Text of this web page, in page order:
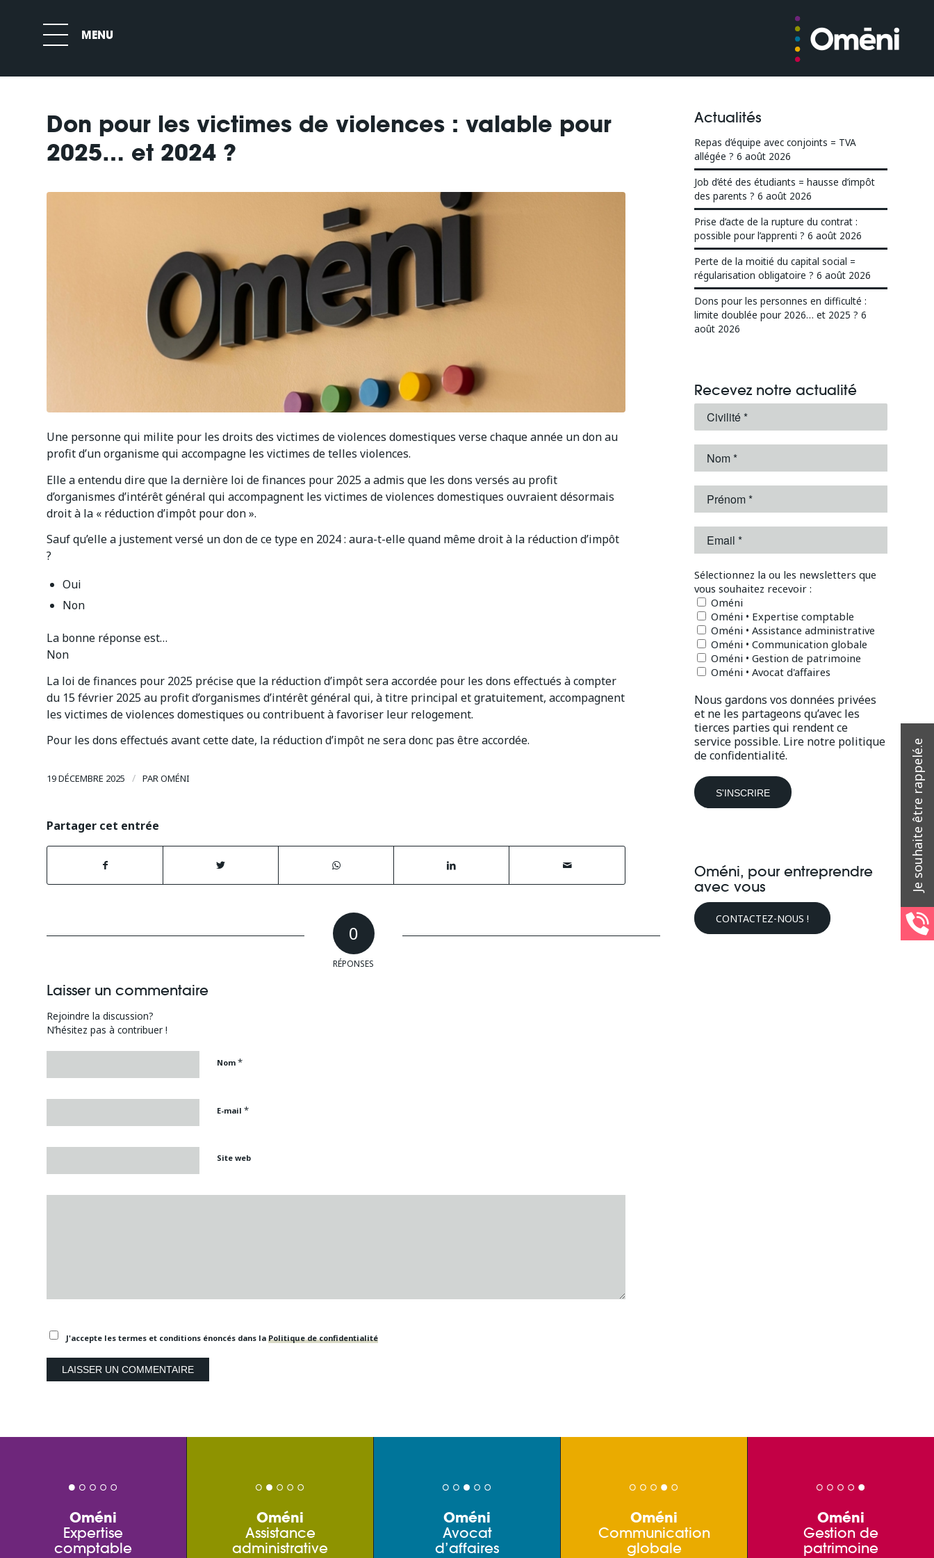
Don pour les victimes de violences : valable pour
2025… et 2024 ?
Une personne qui milite pour les droits des victimes de violences domestiques verse chaque année un don au
profit d’un organisme qui accompagne les victimes de telles violences.
Elle a entendu dire que la dernière loi de finances pour 2025 a admis que les dons versés au profit
d’organismes d’intérêt général qui accompagnent les victimes de violences domestiques ouvraient désormais
droit à la « réduction d’impôt pour don ».
Sauf qu’elle a justement versé un don de ce type en 2024 : aura-t-elle quand même droit à la réduction d’impôt
?
Oui
Non
La bonne réponse est…
Non
La loi de finances pour 2025 précise que la réduction d’impôt sera accordée pour les dons effectués à compter
du 15 février 2025 au profit d’organismes d’intérêt général qui, à titre principal et gratuitement, accompagnent
les victimes de violences domestiques ou contribuent à favoriser leur relogement.
Pour les dons effectués avant cette date, la réduction d’impôt ne sera donc pas être accordée.
19 DÉCEMBRE 2025 / PAROMÉNI
Partager cet entrée
0
RÉPONSES
Laisser un commentaire
Rejoindre la discussion?
N’hésitez pas à contribuer !
Nom *
E-mail *
Site web
J'accepte les termes et conditions énoncés dans la Politique de confidentialité
Actualités
Repas d’équipe avec conjoints = TVA
allégée ? 6 août 2026
Job d’été des étudiants = hausse d’impôt
des parents ? 6 août 2026
Prise d’acte de la rupture du contrat :
possible pour l’apprenti ? 6 août 2026
Perte de la moitié du capital social =
régularisation obligatoire ? 6 août 2026
Dons pour les personnes en difficulté :
limite doublée pour 2026… et 2025 ? 6
août 2026
Recevez notre actualité
Sélectionnez la ou les newsletters que
vous souhaitez recevoir :
Oméni
Oméni • Expertise comptable
Oméni • Assistance administrative
Oméni • Communication globale
Oméni • Gestion de patrimoine
Oméni • Avocat d'affaires
Nous gardons vos données privées
et ne les partageons qu’avec les
tierces parties qui rendent ce
service possible. Lire notre politique
de confidentialité.
Oméni, pour entreprendre
avec vous
CONTACTEZ-NOUS !
Oméni
Expertise
comptable
Oméni
Assistance
administrative
Oméni
Avocat
d’affaires
Oméni
Communication
globale
Oméni
Gestion de
patrimoine